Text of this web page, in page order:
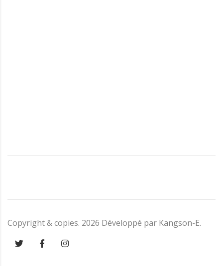
Copyright & copies. 2026 Développé par Kangson-E.